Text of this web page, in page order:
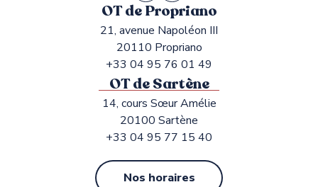
OT de Propriano
21, avenue Napoléon III
20110 Propriano
+33 04 95 76 01 49
OT de Sartène
14, cours Sœur Amélie
20100 Sartène
+33 04 95 77 15 40
Nos horaires